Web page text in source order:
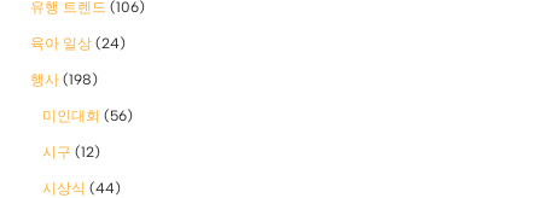
유행 트렌드 (106)
육아 일상 (24)
행사 (198)
미인대회 (56)
시구 (12)
시상식 (44)